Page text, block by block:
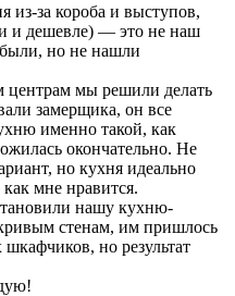
из-за короба и выступов,
и дешевле) — это не наш
но не нашли
центрам мы решили делать
замерщика, он все
именно такой, как
окончательно. Не
но кухня идеально
мне нравится.
нашу кухню-
стенам, им пришлось
но результат